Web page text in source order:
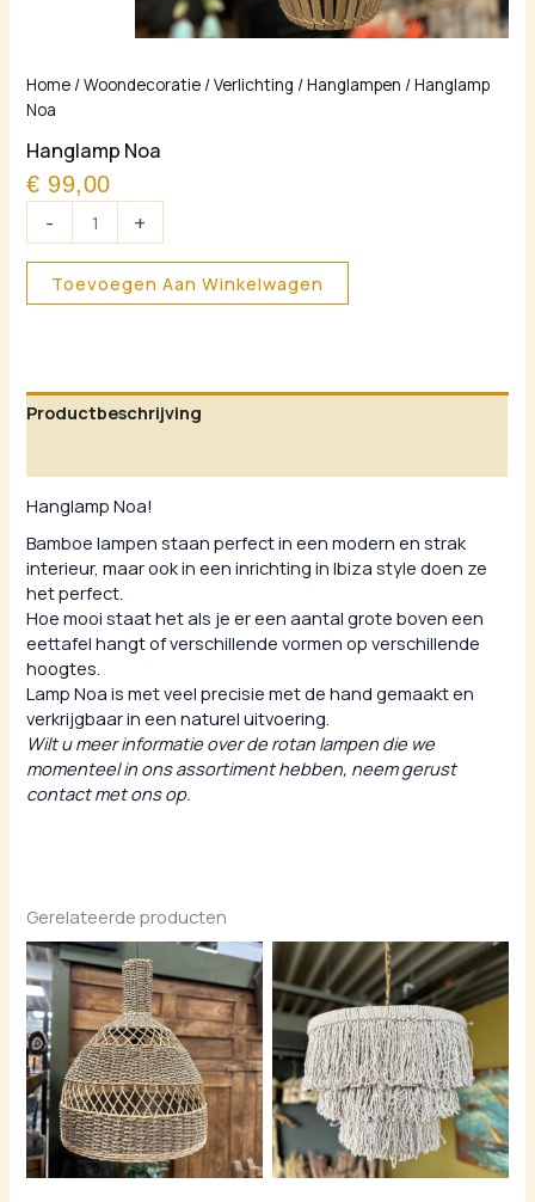
Home /Woondecoratie /Verlichting /Hanglampen / Hanglamp
Noa
Hanglamp Noa
€ 99,00
-
Hanglamp
Noa
+
Toevoegen Aan Winkelwagen
Productbeschrijving
Hanglamp Noa!
Bamboe lampen staan perfect in een modern en strak
interieur, maar ook in een inrichting in Ibiza style doen ze
het perfect.
Hoe mooi staat het als je er een aantal grote boven een
eettafel hangt of verschillende vormen op verschillende
hoogtes.
Lamp Noa is met veel precisie met de hand gemaakt en
verkrijgbaar in een naturel uitvoering.
Wilt u meer informatie over de rotan lampen die we
momenteel in ons assortiment hebben, neem gerust
contact met ons op.
Gerelateerde producten
€
tot
€